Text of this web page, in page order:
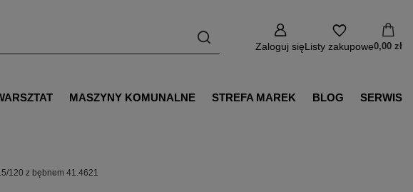
Zaloguj sięListy zakupowe0,00 zł
MASZYNY KOMUNALNE STREFA MAREK BLOG SERWIS
120 z bębnem 41.4621